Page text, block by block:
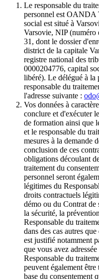
Le responsable du
personnel est OANDA
social est situé à
Varsovie, NIP
31, dont le dossier
district de la capitale
registre national des
0000204776, capital
libéré). Le délégué à la
responsable du
l'adresse suivante :
Vos données à
conclure et d'exécuter
de formation ainsi que
et le responsable du
mesures à la demande
conclusion de ces
obligations découlant
traitement du
personnel seront
légitimes du
droits contractuels
démo ou du Contrat
la sécurité, la
Responsable du
dans des cas autres
est justifié notamment
que vous avez
Responsable du
peuvent également
base du consentement